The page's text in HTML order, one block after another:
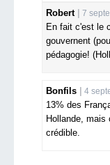
Robert
7
En fait c'est le
gouvernent
pédagogie!
Bonfils 4
13% des
Hollande,
crédible.